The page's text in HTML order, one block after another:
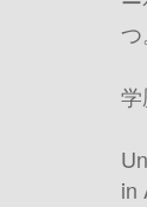
つ
in